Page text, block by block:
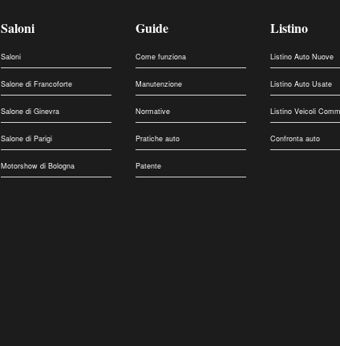
Saloni
Saloni
Salone di Francoforte
Salone di Ginevra
Salone di Parigi
Motorshow di Bologna
Guide
Come funziona
Manutenzione
Normative
Pratiche auto
Patente
Listino
Listino Auto Nuove
Listino Auto Usate
Listino Veicoli
Confronta auto